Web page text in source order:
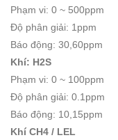
Phạm vi: 0 ~ 500ppm
Độ phân giải: 1ppm
Báo động: 30,60ppm
Khí: H2S
Phạm vi: 0 ~ 100ppm
Độ phân giải: 0.1ppm
Báo động: 10,15ppm
Khí CH4 / LEL